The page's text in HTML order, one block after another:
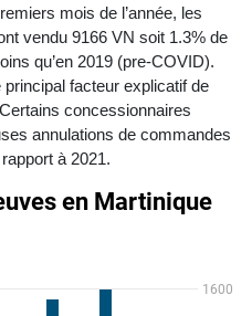
mois de l’année, les
vendu 9166 VN soit 1.3% de
qu’en 2019 (pre-COVID).
principal facteur explicatif de
concessionnaires
annulations de commandes
à 2021.